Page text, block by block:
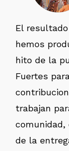
El
hemos
hito de la
Fuertes
trabajan
comunidad,
de la